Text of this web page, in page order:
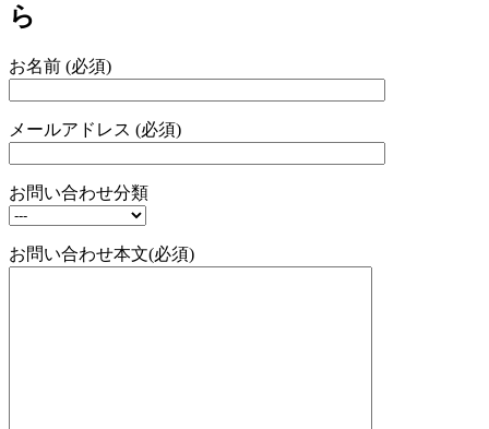
ら
お名前 (必須)
メールアドレス (必須)
お問い合わせ分類
お問い合わせ本文(必須)